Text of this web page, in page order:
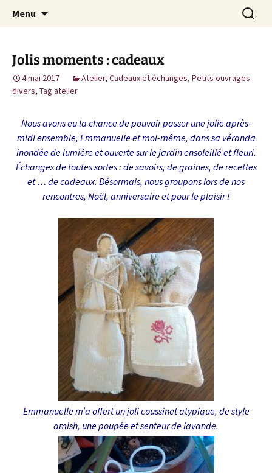
MiaouZdays
Cuisine / Idées Créatives / Petits Bonheurs et
milles autres astuces
Menu
Jolis moments : cadeaux
4 mai 2017 Atelier, Cadeaux et échanges, Petits ouvrages
divers, Tag atelier
Nous avons eu la chance de pouvoir passer une jolie après-
midi ensemble, Emmanuelle et moi-même, dans sa véranda
inondée de lumière et ouverte sur le jardin ensoleillé et fleuri.
Échanges de toutes sortes : de savoirs, de graines, de recettes
et … de cadeaux. Désormais, nous groupons lors de nos
rencontres, Noël, anniversaire et pour le plaisir !
Emmanuelle m’a offert un joli coussinet atypique, de style
amish, une poupée et senteur de lavande.